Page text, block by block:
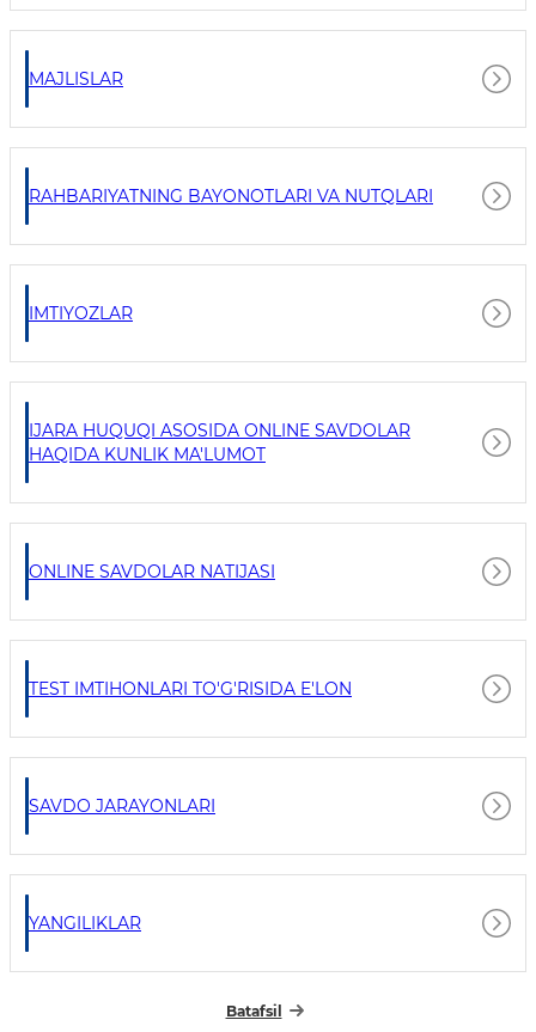
MAJLISLAR
RAHBARIYATNING BAYONOTLARI VA NUTQLARI
IMTIYOZLAR
IJARA HUQUQI ASOSIDA ONLINE SAVDOLAR
HAQIDA KUNLIK MA'LUMOT
ONLINE SAVDOLAR NATIJASI
TEST IMTIHONLARI TO'G'RISIDA E'LON
SAVDO JARAYONLARI
YANGILIKLAR
Batafsil